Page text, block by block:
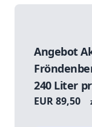
Angebot
240 Liter
EUR 89,50